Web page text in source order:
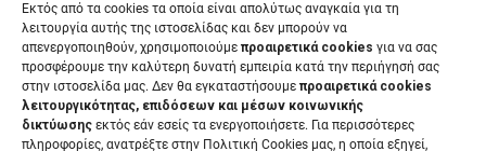
Εκτός από τα cookies τα οποία είναι απολύτως αναγκαία για τη
λειτουργία αυτής της ιστοσελίδας και δεν μπορούν να
απενεργοποιηθούν, χρησιμοποιούμε προαιρετικά cookies για να σας
προσφέρουμε την καλύτερη δυνατή εμπειρία κατά την περιήγησή σας
στην ιστοσελίδα μας. Δεν θα εγκαταστήσουμε προαιρετικά cookies
λειτουργικότητας, επιδόσεων και μέσων κοινωνικής
δικτύωσης εκτός εάν εσείς τα ενεργοποιήσετε. Για περισσότερες
πληροφορίες, ανατρέξτε στην Πολιτική Cookies μας, η οποία εξηγεί,
Μητρώα αξιολογητών
Δημόσια Διαβούλευση
Συνεδριάσεις Συγκλήτου
Συνεδριάσεις Συμβουλίου Διοίκησης
EUNICoast European University